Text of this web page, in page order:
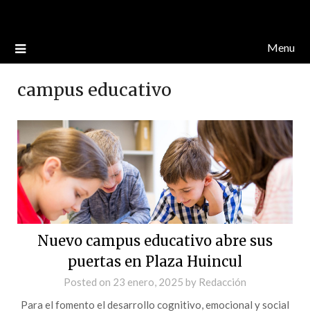
Menu
campus educativo
Nuevo campus educativo abre sus
puertas en Plaza Huincul
Posted on 23 enero, 2025 by Redacción
Para el fomento el desarrollo cognitivo, emocional y social